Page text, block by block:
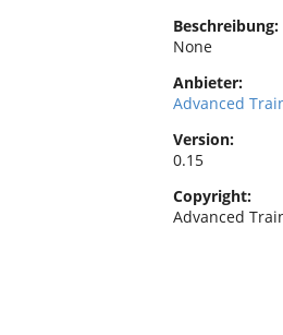
Beschreibung:
None
Anbieter:
Advanced
Version:
0.15
Copyright:
Advanced